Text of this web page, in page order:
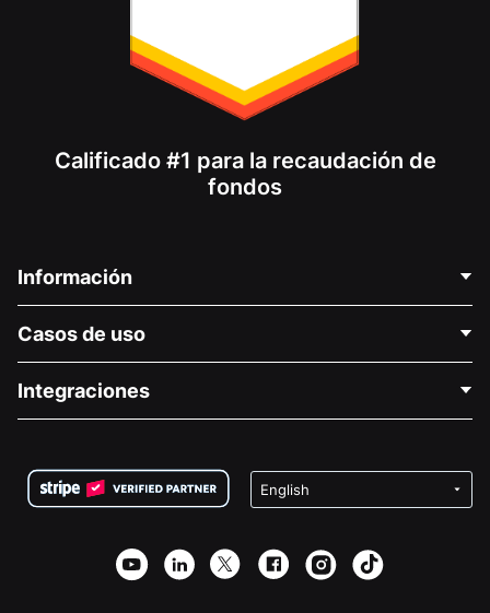
Calificado #1 para la recaudación de
fondos
Información
Acerca de nosotros
Carreras
Privacidad
Asociación de afiliados
Casos de uso
Recaudación de fondos para fines médicos
Recaudación de fondos para escuelas
Integraciones
Plugin de donaciones de Wix
Aplicación de donaciones de Webflow
Donaciones de Joomla